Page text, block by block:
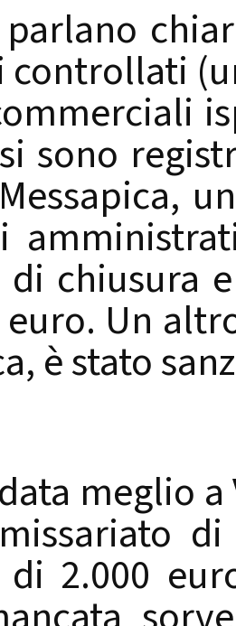
controllati
sono
chiusura
euro. Un
è stato
meglio
di 2.000